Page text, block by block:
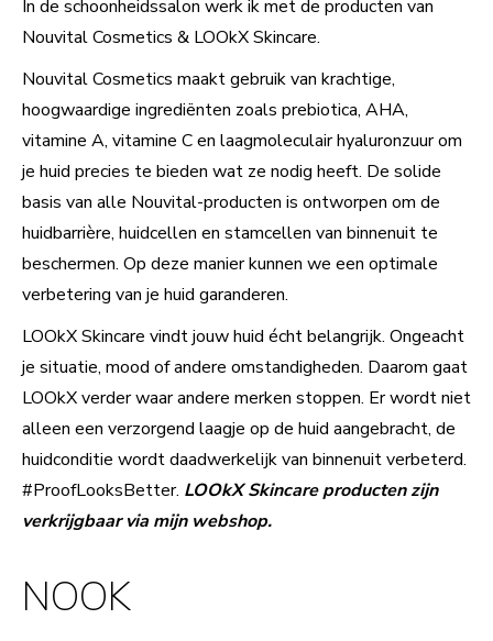
In de schoonheidssalon werk ik met de producten van
Nouvital Cosmetics & LOOkX Skincare.
Nouvital Cosmetics maakt gebruik van krachtige,
hoogwaardige ingrediënten zoals prebiotica, AHA,
vitamine A, vitamine C en laagmoleculair hyaluronzuur om
je huid precies te bieden wat ze nodig heeft. De solide
basis van alle Nouvital-producten is ontworpen om de
huidbarrière, huidcellen en stamcellen van binnenuit te
beschermen. Op deze manier kunnen we een optimale
verbetering van je huid garanderen.
LOOkX Skincare vindt jouw huid écht belangrijk. Ongeacht
je situatie, mood of andere omstandigheden. Daarom gaat
LOOkX verder waar andere merken stoppen. Er wordt niet
alleen een verzorgend laagje op de huid aangebracht, de
huidconditie wordt daadwerkelijk van binnenuit verbeterd.
#ProofLooksBetter. LOOkX Skincare producten zijn
verkrijgbaar via mijn webshop.
NOOK